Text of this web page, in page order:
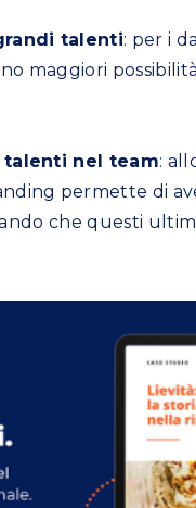
talenti: per i
maggiori
nel team:
permette di
che questi